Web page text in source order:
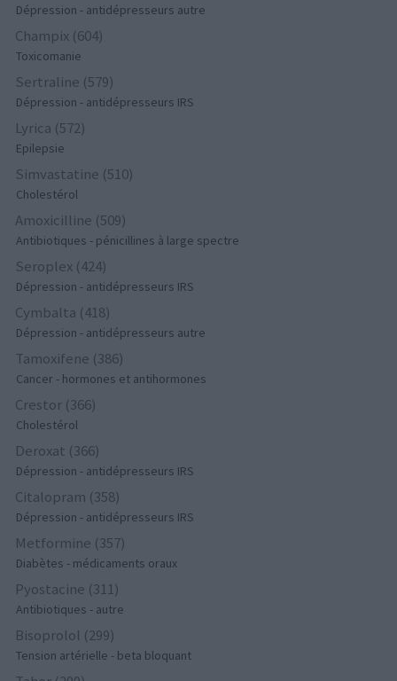
Dépression - antidépresseurs autre
Champix (604)
Toxicomanie
Sertraline (579)
Dépression - antidépresseurs IRS
Lyrica (572)
Epilepsie
Simvastatine (510)
Cholestérol
Amoxicilline (509)
Antibiotiques - pénicillines à large spectre
Seroplex (424)
Dépression - antidépresseurs IRS
Cymbalta (418)
Dépression - antidépresseurs autre
Tamoxifene (386)
Cancer - hormones et antihormones
Crestor (366)
Cholestérol
Deroxat (366)
Dépression - antidépresseurs IRS
Citalopram (358)
Dépression - antidépresseurs IRS
Metformine (357)
Diabètes - médicaments oraux
Pyostacine (311)
Antibiotiques - autre
Bisoprolol (299)
Tension artérielle - beta bloquant